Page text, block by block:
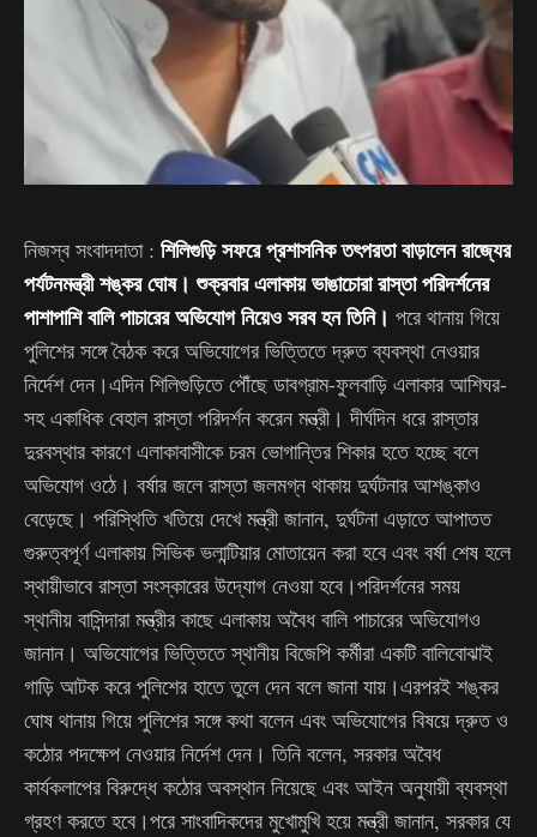
নিজস্ব সংবাদদাতা : শিলিগুড়ি সফরে প্রশাসনিক তৎপরতা বাড়ালেন রাজ্যের
পর্যটনমন্ত্রী শঙ্কর ঘোষ। শুক্রবার এলাকায় ভাঙাচোরা রাস্তা পরিদর্শনের
পাশাপাশি বালি পাচারের অভিযোগ নিয়েও সরব হন তিনি। পরে থানায় গিয়ে
পুলিশের সঙ্গে বৈঠক করে অভিযোগের ভিত্তিতে দ্রুত ব্যবস্থা নেওয়ার
নির্দেশ দেন।এদিন শিলিগুড়িতে পৌঁছে ডাবগ্রাম-ফুলবাড়ি এলাকার আশিঘর-
সহ একাধিক বেহাল রাস্তা পরিদর্শন করেন মন্ত্রী। দীর্ঘদিন ধরে রাস্তার
দুরবস্থার কারণে এলাকাবাসীকে চরম ভোগান্তির শিকার হতে হচ্ছে বলে
অভিযোগ ওঠে। বর্ষার জলে রাস্তা জলমগ্ন থাকায় দুর্ঘটনার আশঙ্কাও
বেড়েছে। পরিস্থিতি খতিয়ে দেখে মন্ত্রী জানান, দুর্ঘটনা এড়াতে আপাতত
গুরুত্বপূর্ণ এলাকায় সিভিক ভলান্টিয়ার মোতায়েন করা হবে এবং বর্ষা শেষ হলে
স্থায়ীভাবে রাস্তা সংস্কারের উদ্যোগ নেওয়া হবে।পরিদর্শনের সময়
স্থানীয় বাসিন্দারা মন্ত্রীর কাছে এলাকায় অবৈধ বালি পাচারের অভিযোগও
জানান। অভিযোগের ভিত্তিতে স্থানীয় বিজেপি কর্মীরা একটি বালিবোঝাই
গাড়ি আটক করে পুলিশের হাতে তুলে দেন বলে জানা যায়।এরপরই শঙ্কর
ঘোষ থানায় গিয়ে পুলিশের সঙ্গে কথা বলেন এবং অভিযোগের বিষয়ে দ্রুত ও
কঠোর পদক্ষেপ নেওয়ার নির্দেশ দেন। তিনি বলেন, সরকার অবৈধ
কার্যকলাপের বিরুদ্ধে কঠোর অবস্থান নিয়েছে এবং আইন অনুযায়ী ব্যবস্থা
গ্রহণ করতে হবে।পরে সাংবাদিকদের মুখোমুখি হয়ে মন্ত্রী জানান, সরকার যে